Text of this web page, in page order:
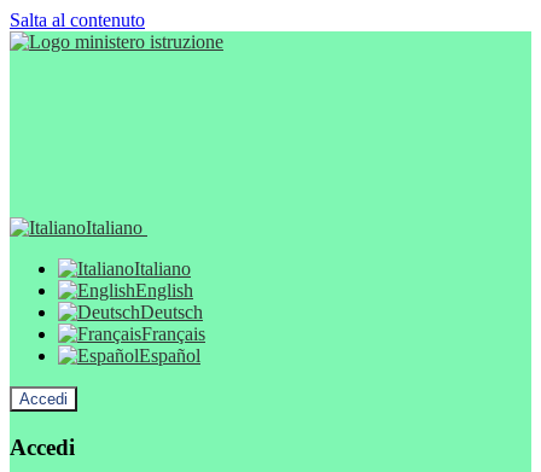
Salta al contenuto
Italiano
Italiano
English
Deutsch
Français
Español
Accedi
Accedi